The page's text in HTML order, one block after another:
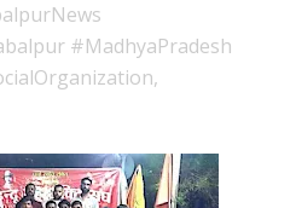
#MadhyaPradesh